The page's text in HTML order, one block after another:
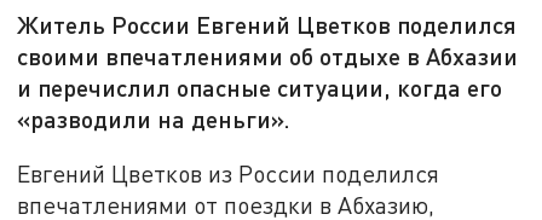
Житель России Евгений Цветков поделился
своими впечатлениями об отдыхе в Абхазии
и перечислил опасные ситуации, когда его
«разводили на деньги».
Евгений Цветков из России поделился
впечатлениями от поездки в Абхазию,